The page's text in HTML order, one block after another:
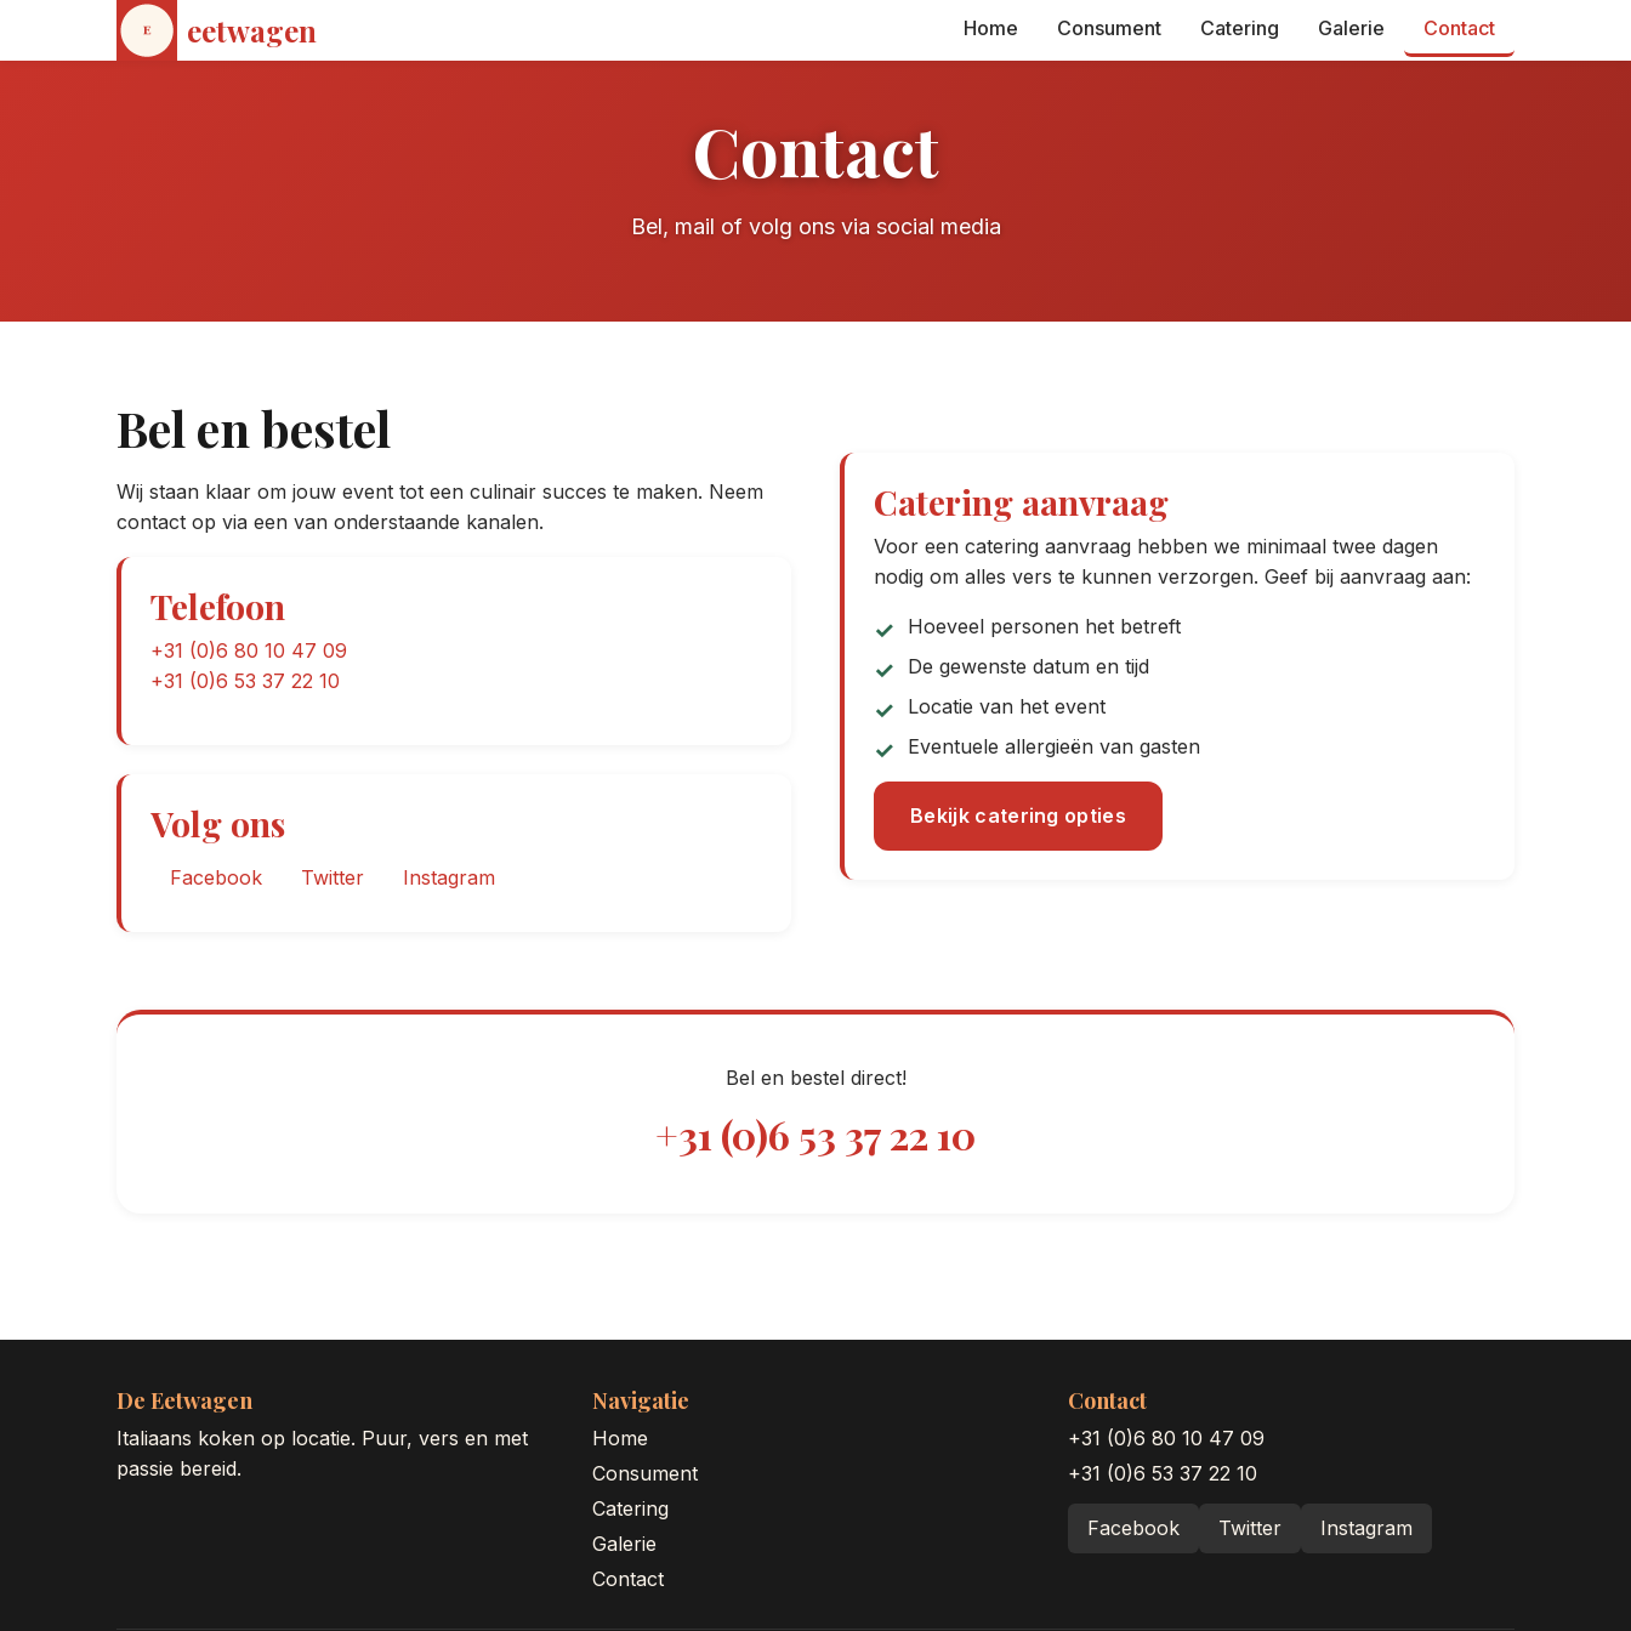
eetwagen Home Consument Catering Galerie Contact
Contact
Bel, mail of volg ons via social media
Bel en bestel
Wij staan klaar om jouw event tot een culinair succes te maken. Neem
contact op via een van onderstaande kanalen.
Telefoon
+31 (0)6 80 10 47 09
+31 (0)6 53 37 22 10
Volg ons
Facebook Twitter Instagram
Catering aanvraag
Voor een catering aanvraag hebben we minimaal twee dagen
nodig om alles vers te kunnen verzorgen. Geef bij aanvraag aan:
Hoeveel personen het betreft
De gewenste datum en tijd
Locatie van het event
Eventuele allergieën van gasten
Bekijk catering opties
Bel en bestel direct!
+31 (0)6 53 37 22 10
De Eetwagen
Italiaans koken op locatie. Puur, vers en met
passie bereid.
Navigatie
Home
Consument
Catering
Galerie
Contact
Contact
+31 (0)6 80 10 47 09
+31 (0)6 53 37 22 10
Facebook Twitter Instagram